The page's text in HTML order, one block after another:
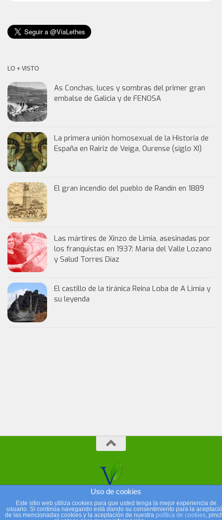
LO + VISTO
As Conchas, luces y sombras del primer gran
embalse de Galicia y de FENOSA
La primera unión homosexual de la Historia de
España en Rairiz de Veiga, Ourense (siglo XI)
El gran incendio del pueblo de Randín en 1889
Las mártires de Xinzo de Limia, asesinadas por
los franquistas en 1937: María del Valle Lozano
y Salud Torres Díaz
El castillo de la tiránica Reina Loba de A Limia y
su leyenda
Uso de cookies
Este sitio web utiliza cookies para que usted tenga la mejor experiencia de
usuario. Si continúa navegando está dando su consentimiento para la
de las mencionadas cookies y la aceptación de nuestra política de cookies,